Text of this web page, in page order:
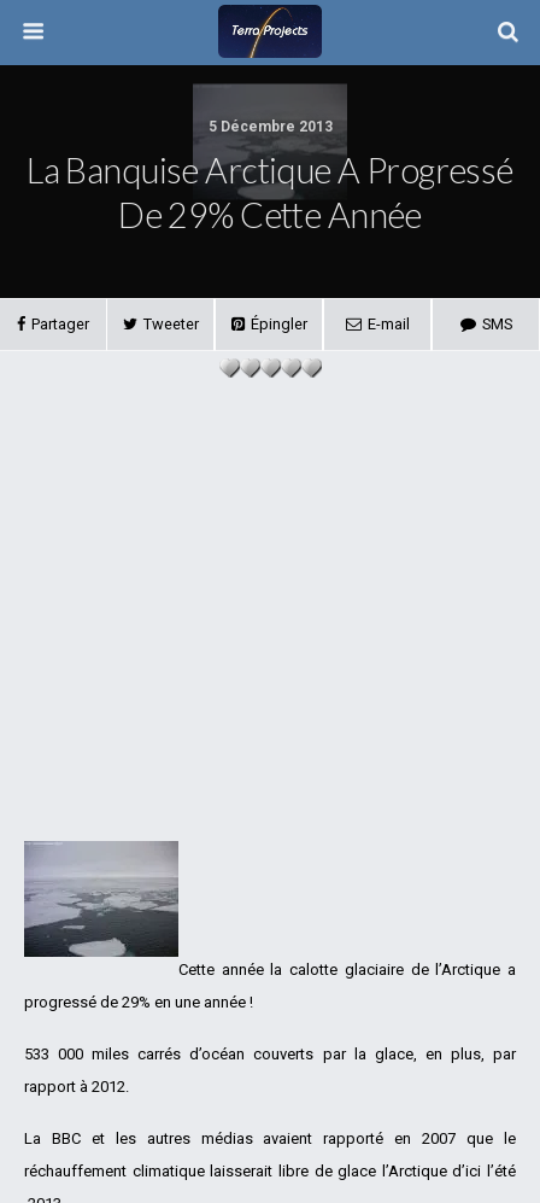
5 Décembre 2013
La Banquise Arctique A Progressé
De 29% Cette Année
Partager Tweeter Épingler E-mail SMS
Cette année la calotte glaciaire de l’Arctique a
progressé de 29% en une année !
533 000 miles carrés d’océan couverts par la glace, en plus, par
rapport à 2012.
La BBC et les autres médias avaient rapporté en 2007 que le
réchauffement climatique laisserait libre de glace l’Arctique d’ici l’été